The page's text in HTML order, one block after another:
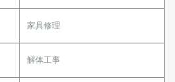
家具修理
解体工事